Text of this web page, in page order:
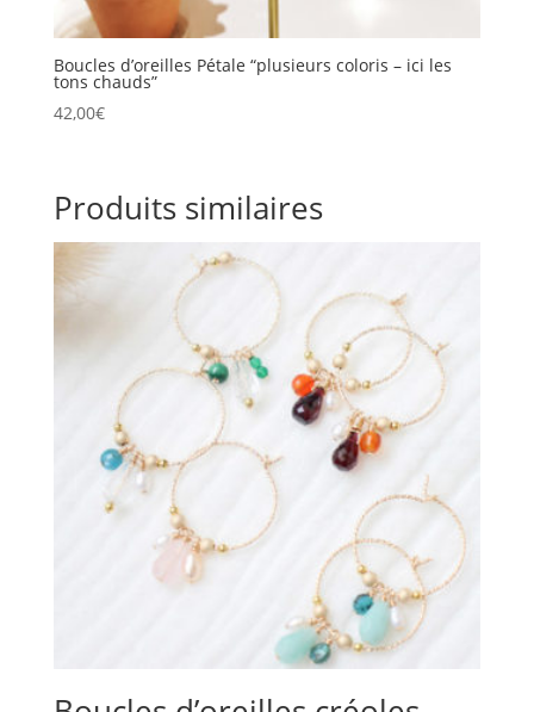
Boucles d’oreilles Pétale “plusieurs coloris – ici les
tons chauds”
42,00€
Produits similaires